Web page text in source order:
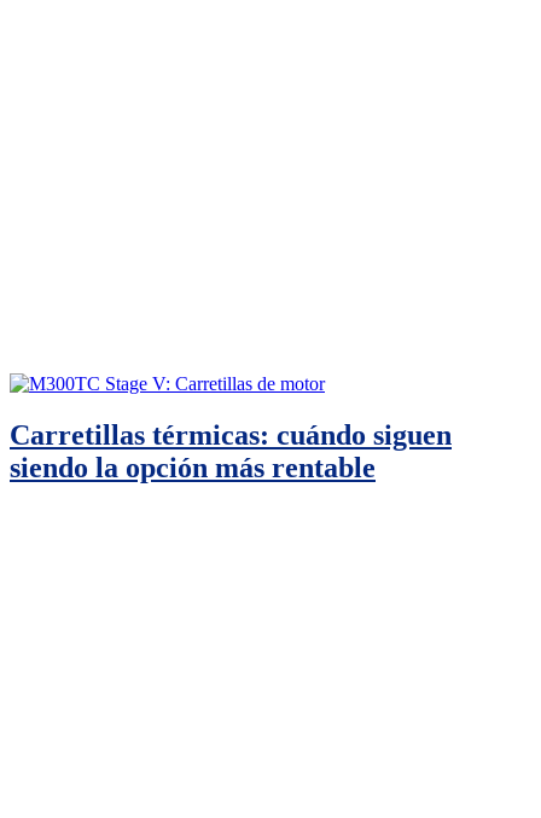
Carretillas térmicas: cuándo siguen
siendo la opción más rentable